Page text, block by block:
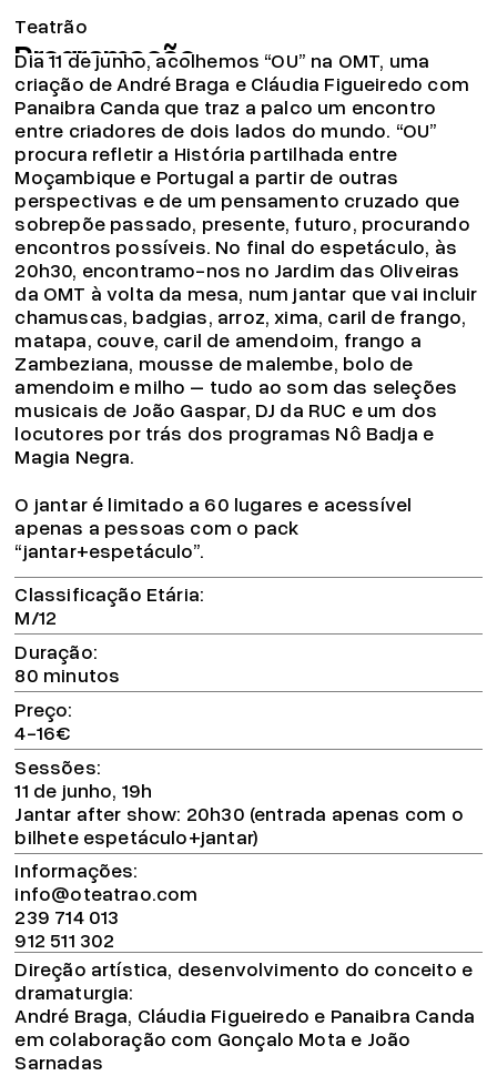
Teatrão
Programação
Companhia
Associação
Circulação
Projeto pedagógico
Arquivo
OMT
Apoios
Bilheteira
© 2026 Teatrão – Companhia de Teatro, Coimbra
19.04.26
Já pode consignar o seu IRS!
Ler mais
OU | Espetáculo + jantar after show
Dia 11 de junho, acolhemos “OU” na OMT, uma
criação de André Braga e Cláudia Figueiredo com
Panaibra Canda que traz a palco um encontro
entre criadores de dois lados do mundo. “OU”
procura refletir a História partilhada entre
Moçambique e Portugal a partir de outras
perspectivas e de um pensamento cruzado que
sobrepõe passado, presente, futuro, procurando
encontros possíveis. No final do espetáculo, às
20h30, encontramo-nos no Jardim das Oliveiras
da OMT à volta da mesa, num jantar que vai incluir
chamuscas, badgias, arroz, xima, caril de frango,
matapa, couve, caril de amendoim, frango a
Zambeziana, mousse de malembe, bolo de
amendoim e milho – tudo ao som das seleções
musicais de João Gaspar, DJ da RUC e um dos
locutores por trás dos programas Nô Badja e
Magia Negra.
O jantar é limitado a 60 lugares e acessível
apenas a pessoas com o pack
“jantar+espetáculo”.
Classificação Etária
M/12
Duração
80 minutos
Preço
4-16€
Sessões
11 de junho, 19h
Jantar after show: 20h30 (entrada apenas com o
bilhete espetáculo+jantar)
Informações
info@oteatrao.com
239 714 013
912 511 302
Direção artística, desenvolvimento do conceito e
dramaturgia
André Braga, Cláudia Figueiredo e Panaibra Canda
em colaboração com Gonçalo Mota e João
Sarnadas